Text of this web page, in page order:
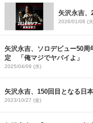
矢沢永吉、
2026/01/06 (
矢沢永吉、ソロデビュー50周
定 「俺マジでヤバイよ」
2025/04/09 (水)
矢沢永吉、150回目となる日
2023/10/27 (金)